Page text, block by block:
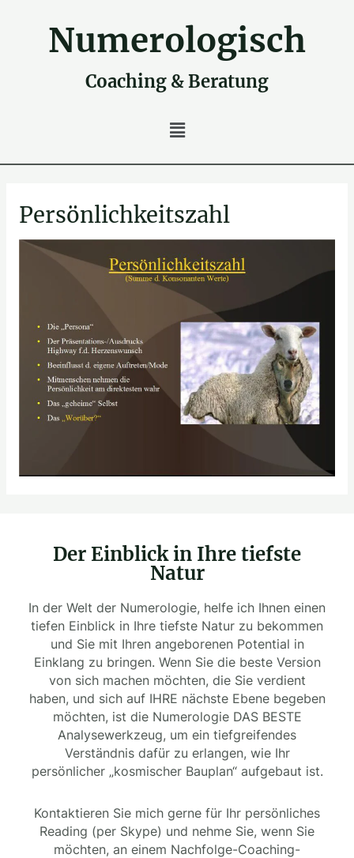
Numerologisch
Coaching & Beratung
Main
Persönlichkeitszahl
Der Einblick in Ihre tiefste
Natur
In der Welt der Numerologie, helfe ich Ihnen einen
tiefen Einblick in Ihre tiefste Natur zu bekommen
und Sie mit Ihren angeborenen Potential in
Einklang zu bringen. Wenn Sie die beste Version
von sich machen möchten, die Sie verdient
haben, und sich auf IHRE nächste Ebene begeben
möchten, ist die Numerologie DAS BESTE
Analysewerkzeug, um ein tiefgreifendes
Verständnis dafür zu erlangen, wie Ihr
persönlicher „kosmischer Bauplan“ aufgebaut ist.
Kontaktieren Sie mich gerne für Ihr persönliches
Reading (per Skype) und nehme Sie, wenn Sie
möchten, an einem Nachfolge-Coaching-